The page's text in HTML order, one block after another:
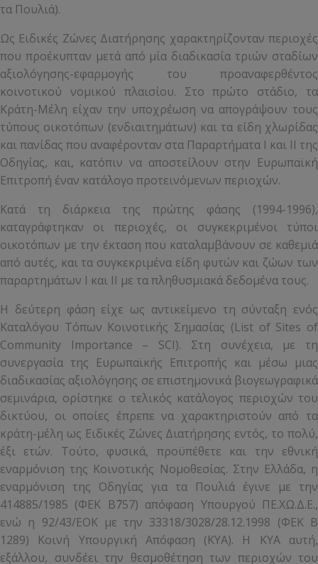
τα Πουλιά).
Ως Ειδικές Ζώνες Διατήρησης χαρακτηρίζονταν περιοχές
που προέκυπταν μετά από μία διαδικασία τριών σταδίων
αξιολόγησης-εφαρμογής του προαναφερθέντος
κοινοτικού νομικού πλαισίου. Στο πρώτο στάδιο, τα
Κράτη-Μέλη είχαν την υποχρέωση να απογράψουν τους
τύπους οικοτόπων (ενδιαιτημάτων) και τα είδη χλωρίδας
και πανίδας που αναφέρονταν στα Παραρτήματα Ι και ΙΙ της
Οδηγίας, και, κατόπιν να αποστείλουν στην Ευρωπαϊκή
Επιτροπή έναν κατάλογο προτεινόμενων περιοχών.
Κατά τη διάρκεια της πρώτης φάσης (1994-1996),
καταγράφτηκαν οι περιοχές, οι συγκεκριμένοι τύποι
οικοτόπων με την έκταση που καταλαμβάνουν σε καθεμιά
από αυτές, και τα συγκεκριμένα είδη φυτών και ζώων των
παραρτημάτων Ι και ΙΙ με τα πληθυσμιακά δεδομένα τους.
Η δεύτερη φάση είχε ως αντικείμενο τη σύνταξη ενός
Καταλόγου Τόπων Κοινοτικής Σημασίας (List of Sites of
Community Importance – SCI). Στη συνέχεια, με τη
συνεργασία της Ευρωπαϊκής Επιτροπής και μέσω μιας
διαδικασίας αξιολόγησης σε επιστημονικά βιογεωγραφικά
σεμινάρια, ορίστηκε ο τελικός κατάλογος περιοχών του
δικτύου, οι οποίες έπρεπε να χαρακτηριστούν από τα
κράτη-μέλη ως Ειδικές Ζώνες Διατήρησης εντός, το πολύ,
έξι ετών. Τούτο, φυσικά, προϋπέθετε και την εθνική
εναρμόνιση της Κοινοτικής Νομοθεσίας. Στην Ελλάδα, η
εναρμόνιση της Οδηγίας για τα Πουλιά έγινε με την
414885/1985 (ΦΕΚ Β΄757) απόφαση Υπουργού ΠΕ.ΧΩ.Δ.Ε.,
ενώ η 92/43/ΕΟΚ με την 33318/3028/28.12.1998 (ΦΕΚ Β΄
1289) Κοινή Υπουργική Απόφαση (ΚΥΑ). Η ΚΥΑ αυτή,
εξάλλου, συνδέει την θεσμοθέτηση των περιοχών του